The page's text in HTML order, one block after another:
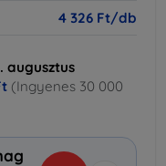
4 326 Ft/db
augusztus
(Ingyenes 30 000